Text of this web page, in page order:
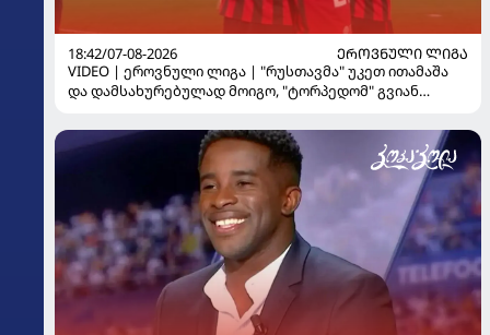
18:42/07-08-2026
ᲔᲠᲝᲕᲜᲣᲚᲘ ᲚᲘᲒᲐ
VIDEO | ეროვნული ლიგა | "რუსთავმა" უკეთ ითამაშა
და დამსახურებულად მოიგო, "ტორპედომ" გვიან